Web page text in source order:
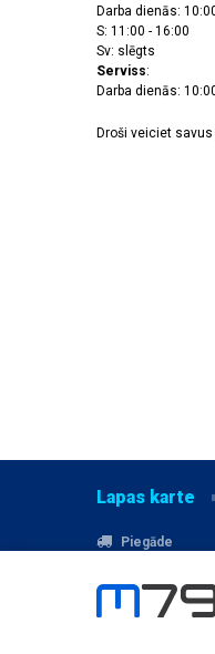
Darba dienās:
S: 11:00 - 16:00
Sv: slēgts
Serviss:
Darba dienās:
Droši veiciet
Lapas karte
Piegāde
Akcijas